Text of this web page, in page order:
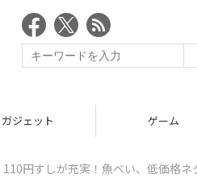
ガジェット ゲーム
110円すしが充実！魚べい、低価格